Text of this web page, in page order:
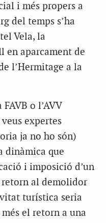
i més propers a
del temps s’ha
Vela, la
en aparcament de
l’Hermitage a la
o l’AVV
expertes
ja no ho són)
dinàmica que
i imposició d’un
al demolidor
turística seria
el retorn a una